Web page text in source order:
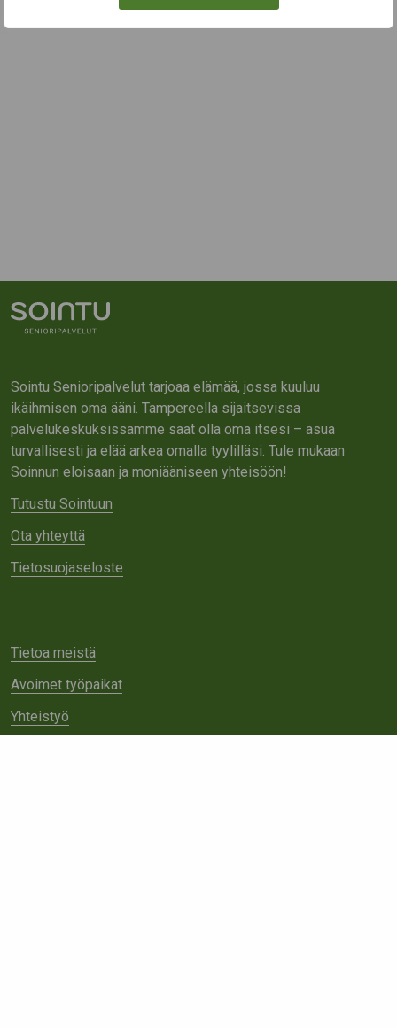
Sointu Senioripalvelut tarjoaa elämää, jossa kuuluu
ikäihmisen oma ääni. Tampereella sijaitsevissa
palvelukeskuksissamme saat olla oma itsesi – asua
turvallisesti ja elää arkea omalla tyylilläsi. Tule mukaan
Soinnun eloisaan ja moniääniseen yhteisöön!
Tutustu Sointuun
Ota yhteyttä
Tietosuojaseloste
Tietoa meistä
Avoimet työpaikat
Yhteistyö